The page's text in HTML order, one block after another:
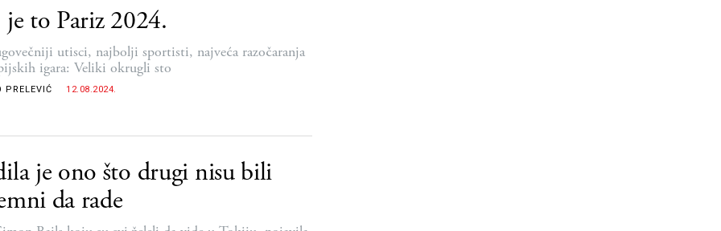
to Pariz 2024.
utisci, najbolji sportisti, najveća razočaranja
igara: Veliki okrugli sto
PRELEVIĆ 12.08.2024.
je ono što drugi nisu bili
da rade